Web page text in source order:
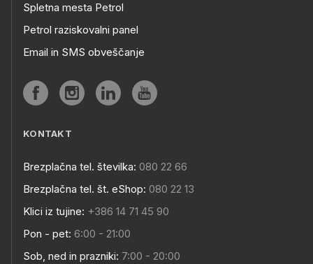
Spletna mesta Petrol
Petrol raziskovalni panel
Email in SMS obveščanje
KONTAKT
Brezplačna tel. številka: 080 22 66
Brezplačna tel. št. eShop: 080 22 13
Klici iz tujine: +386 14 71 45 90
Pon - pet: 6:00 - 21:00
Sob, ned in prazniki: 7:00 - 20:00